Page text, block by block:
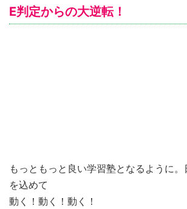
E判定からの大逆転！
もっともっと良い学習塾となるように
を込めて
動く！動く！動く！